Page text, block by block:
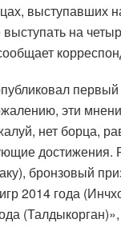
на
эти
нет борца,
бронзовый
2014 года